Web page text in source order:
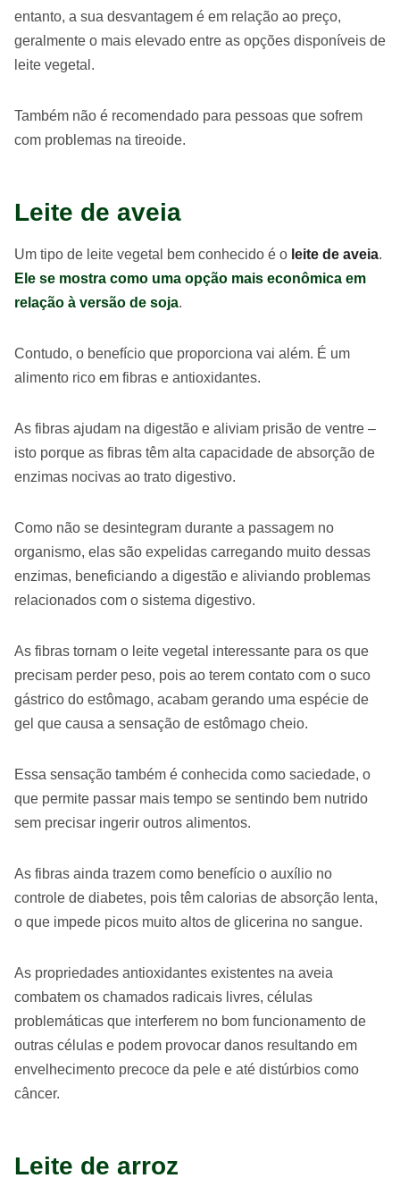
entanto, a sua desvantagem é em relação ao preço,
geralmente o mais elevado entre as opções disponíveis de
leite vegetal.
Também não é recomendado para pessoas que sofrem
com problemas na tireoide.
Leite de aveia
Um tipo de leite vegetal bem conhecido é o leite de aveia.
Ele se mostra como uma opção mais econômica em
relação à versão de soja.
Contudo, o benefício que proporciona vai além. É um
alimento rico em fibras e antioxidantes.
As fibras ajudam na digestão e aliviam prisão de ventre –
isto porque as fibras têm alta capacidade de absorção de
enzimas nocivas ao trato digestivo.
Como não se desintegram durante a passagem no
organismo, elas são expelidas carregando muito dessas
enzimas, beneficiando a digestão e aliviando problemas
relacionados com o sistema digestivo.
As fibras tornam o leite vegetal interessante para os que
precisam perder peso, pois ao terem contato com o suco
gástrico do estômago, acabam gerando uma espécie de
gel que causa a sensação de estômago cheio.
Essa sensação também é conhecida como saciedade, o
que permite passar mais tempo se sentindo bem nutrido
sem precisar ingerir outros alimentos.
As fibras ainda trazem como benefício o auxílio no
controle de diabetes, pois têm calorias de absorção lenta,
o que impede picos muito altos de glicerina no sangue.
As propriedades antioxidantes existentes na aveia
combatem os chamados radicais livres, células
problemáticas que interferem no bom funcionamento de
outras células e podem provocar danos resultando em
envelhecimento precoce da pele e até distúrbios como
câncer.
Leite de arroz